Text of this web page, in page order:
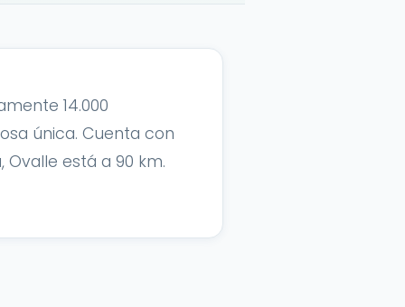
14.000
única. Cuenta con
está a 90 km.